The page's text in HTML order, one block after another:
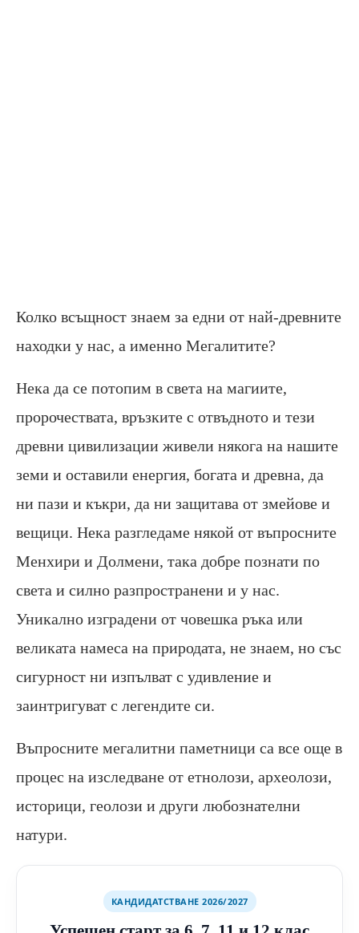
Колко всъщност знаем за едни от най-древните
находки у нас, а именно Мегалитите?
Нека да се потопим в света на магиите,
пророчествата, връзките с отвъдното и тези
древни цивилизации живели някога на нашите
земи и оставили енергия, богата и древна, да
ни пази и къкри, да ни защитава от змейове и
вещици. Нека разгледаме някой от въпросните
Менхири и Долмени, така добре познати по
света и силно разпространени и у нас.
Уникално изградени от човешка ръка или
великата намеса на природата, не знаем, но със
сигурност ни изпълват с удивление и
заинтригуват с легендите си.
Въпросните мегалитни паметници са все още в
процес на изследване от етнолози, археолози,
историци, геолози и други любознателни
натури.
КАНДИДАТСТВАНЕ 2026/2027